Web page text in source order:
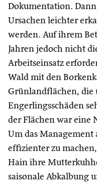
Dokumentation.
Ursachen leichter
werden. Auf ihrem
Jahren jedoch nicht
Arbeitseinsatz
Wald mit den
Grünlandflächen, die
Engerlingsschäden
der Flächen war eine
Um das Management
effizienter zu
Hain ihre
saisonale Abkalbung